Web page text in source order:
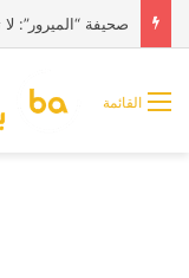
القائمة